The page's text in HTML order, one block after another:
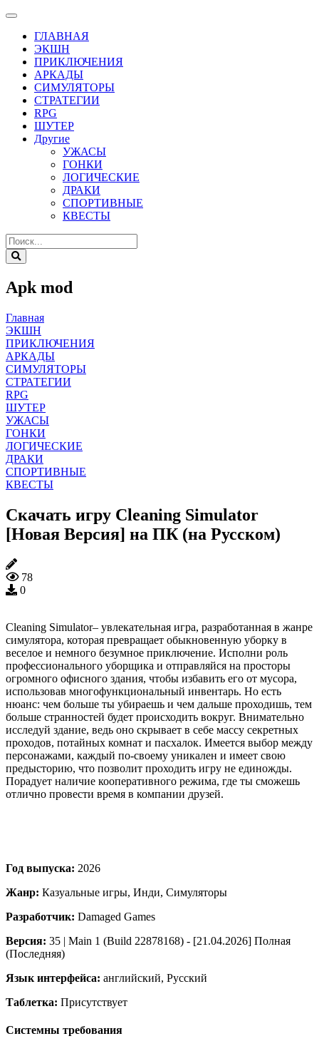
ГЛАВНАЯ
ЭКШН
ПРИКЛЮЧЕНИЯ
АРКАДЫ
СИМУЛЯТОРЫ
СТРАТЕГИИ
RPG
ШУТЕР
Другие
УЖАСЫ
ГОНКИ
ЛОГИЧЕСКИЕ
ДРАКИ
СПОРТИВНЫЕ
КВЕСТЫ
Apk mod
Главная
ЭКШН
ПРИКЛЮЧЕНИЯ
АРКАДЫ
СИМУЛЯТОРЫ
СТРАТЕГИИ
RPG
ШУТЕР
УЖАСЫ
ГОНКИ
ЛОГИЧЕСКИЕ
ДРАКИ
СПОРТИВНЫЕ
КВЕСТЫ
Скачать игру Cleaning Simulator
[Новая Версия] на ПК (на Русском)
78
0
Cleaning Simulator– увлекательная игра, разработанная в жанре
симулятора, которая превращает обыкновенную уборку в
веселое и немного безумное приключение. Исполни роль
профессионального уборщика и отправляйся на просторы
огромного офисного здания, чтобы избавить его от мусора,
использовав многофункциональный инвентарь. Но есть
нюанс: чем больше ты убираешь и чем дальше проходишь, тем
больше странностей будет происходить вокруг. Внимательно
исследуй здание, ведь оно скрывает в себе массу секретных
проходов, потайных комнат и пасхалок. Имеется выбор между
персонажами, каждый по-своему уникален и имеет свою
предысторию, что позволит проходить игру не единожды.
Порадует наличие кооперативного режима, где ты сможешь
отлично провести время в компании друзей.
Год выпуска: 2026
Жанр: Казуальные игры, Инди, Симуляторы
Разработчик: Damaged Games
Версия: 35 | Main 1 (Build 22878168) - [21.04.2026] Полная
(Последняя)
Язык интерфейса: английский, Русский
Таблетка: Присутствует
Системны требования